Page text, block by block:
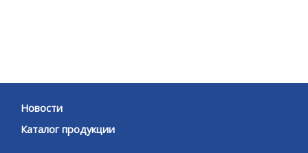
Новости
Каталог продукции